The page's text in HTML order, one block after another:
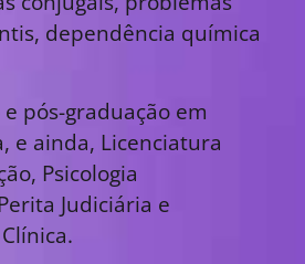
dependência química
pós-graduação em
e ainda, Licenciatura
Psicologia
Judiciária e